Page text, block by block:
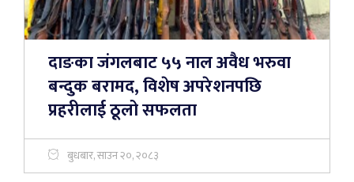
दाङका जंगलबाट ५५ नाल अवैध भरुवा
बन्दुक बरामद, विशेष अपरेशनपछि
प्रहरीलाई ठूलो सफलता
बुधबार, साउन २०, २०८३